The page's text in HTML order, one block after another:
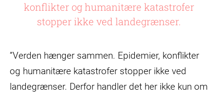
konflikter og humanitære katastrofer
stopper ikke ved landegrænser.
”Verden hænger sammen. Epidemier, konflikter
og humanitære katastrofer stopper ikke ved
landegrænser. Derfor handler det her ikke kun om